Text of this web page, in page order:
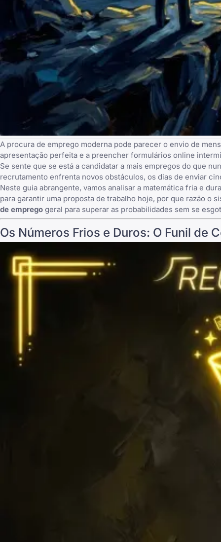
A procura de emprego moderna pode parecer o envio de
apresentação perfeita e a preencher formulários online
Se sente que se está a candidatar a mais empregos do que
recrutamento enfrenta novos obstáculos, os dias de enviar
Neste guia abrangente, vamos analisar a matemática fria e
para garantir uma proposta de trabalho hoje, por que razão o
de emprego geral para superar as probabilidades sem se
Os Números Frios e Duros: O Funil de